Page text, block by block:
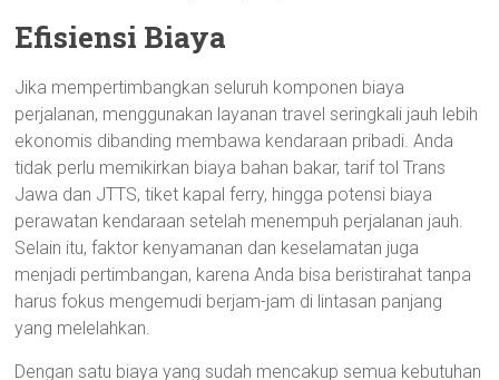
Efisiensi Biaya
Jika mempertimbangkan seluruh komponen biaya
perjalanan, menggunakan layanan travel seringkali jauh lebih
ekonomis dibanding membawa kendaraan pribadi. Anda
tidak perlu memikirkan biaya bahan bakar, tarif tol Trans
Jawa dan JTTS, tiket kapal ferry, hingga potensi biaya
perawatan kendaraan setelah menempuh perjalanan jauh.
Selain itu, faktor kenyamanan dan keselamatan juga
menjadi pertimbangan, karena Anda bisa beristirahat tanpa
harus fokus mengemudi berjam-jam di lintasan panjang
yang melelahkan.
Dengan satu biaya yang sudah mencakup semua kebutuhan